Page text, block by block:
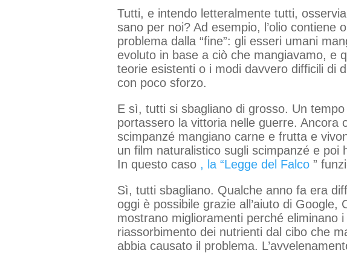
Tutti, e intendo letteralmente tutti,
sano per noi? Ad esempio, l’olio contiene
problema dalla “fine”: gli esseri umani
evoluto in base a ciò che mangiavamo, e
teorie esistenti o i modi davvero difficili di
con poco sforzo.
E sì, tutti si sbagliano di grosso. Un
portassero la vittoria nelle guerre. Ancora
scimpanzé mangiano carne e frutta e
un film naturalistico sugli scimpanzé e
In questo caso , la “Legge del Falco ”
Sì, tutti sbagliano. Qualche anno fa era
oggi è possibile grazie all’aiuto di
mostrano miglioramenti perché eliminano
riassorbimento dei nutrienti dal cibo che
abbia causato il problema.